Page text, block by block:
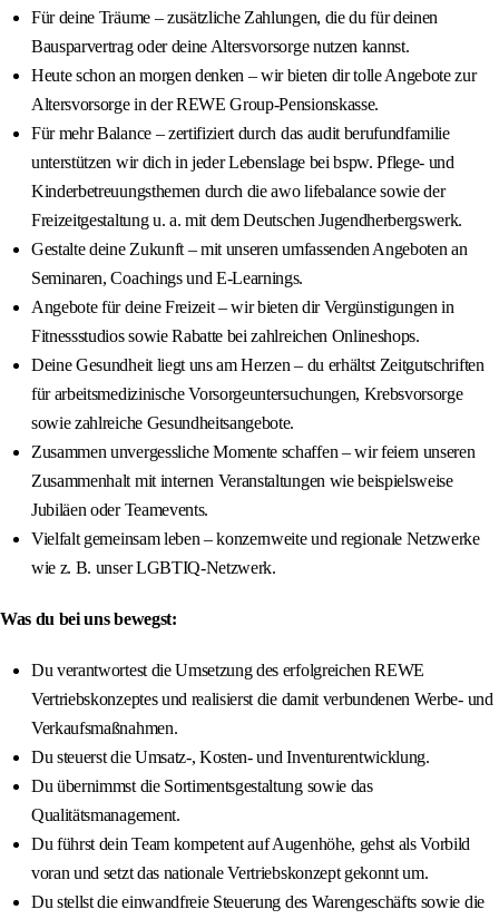
Für deine Träume – zusätzliche Zahlungen, die du für deinen
Bausparvertrag oder deine Altersvorsorge nutzen kannst.
Heute schon an morgen denken – wir bieten dir tolle Angebote zur
Altersvorsorge in der REWE Group-Pensionskasse.
Für mehr Balance – zertifiziert durch das audit berufundfamilie
unterstützen wir dich in jeder Lebenslage bei bspw. Pflege- und
Kinderbetreuungsthemen durch die awo lifebalance sowie der
Freizeitgestaltung u. a. mit dem Deutschen Jugendherbergswerk.
Gestalte deine Zukunft – mit unseren umfassenden Angeboten an
Seminaren, Coachings und E-Learnings.
Angebote für deine Freizeit – wir bieten dir Vergünstigungen in
Fitnessstudios sowie Rabatte bei zahlreichen Onlineshops.
Deine Gesundheit liegt uns am Herzen – du erhältst Zeitgutschriften
für arbeitsmedizinische Vorsorgeuntersuchungen, Krebsvorsorge
sowie zahlreiche Gesundheitsangebote.
Zusammen unvergessliche Momente schaffen – wir feiern unseren
Zusammenhalt mit internen Veranstaltungen wie beispielsweise
Jubiläen oder Teamevents.
Vielfalt gemeinsam leben – konzernweite und regionale Netzwerke
wie z. B. unser LGBTIQ-Netzwerk.
Was du bei uns bewegst:
Du verantwortest die Umsetzung des erfolgreichen REWE
Vertriebskonzeptes und realisierst die damit verbundenen Werbe- und
Verkaufsmaßnahmen.
Du steuerst die Umsatz-, Kosten- und Inventurentwicklung.
Du übernimmst die Sortimentsgestaltung sowie das
Qualitätsmanagement.
Du führst dein Team kompetent auf Augenhöhe, gehst als Vorbild
voran und setzt das nationale Vertriebskonzept gekonnt um.
Du stellst die einwandfreie Steuerung des Warengeschäfts sowie die